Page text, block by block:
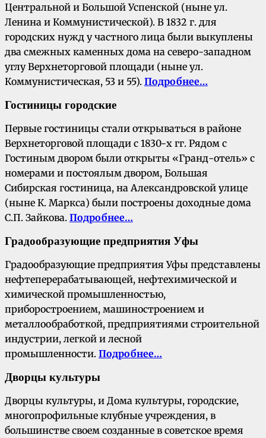
Центральной и Большой Успенской (ныне ул.
Ленина и Коммунистической). В 1832 г. для
городских нужд у частного лица были выкуплены
два смежных каменных дома на северо-западном
углу Верхнеторговой площади (ныне ул.
Коммунистическая, 53 и 55). Подробнее…
Гостиницы городские
Первые гостиницы стали открываться в районе
Верхнеторговой площади с 1830-х гг. Рядом с
Гостиным двором были открыты «Гранд-отель» с
номерами и постоялым двором, Большая
Сибирская гостиница, на Александровской улице
(ныне К. Маркса) были построены доходные дома
С.П. Зайкова. Подробнее…
Градообразующие предприятия Уфы
Градообразующие предприятия Уфы представлены
нефтеперерабатывающей, нефтехимической и
химической промышленностью,
приборостроением, машиностроением и
металлообработкой, предприятиями строительной
индустрии, легкой и лесной
промышленности. Подробнее…
Дворцы культуры
Дворцы культуры, и Дома культуры, городские,
многопрофильные клубные учреждения, в
большинстве своем созданные в советское время